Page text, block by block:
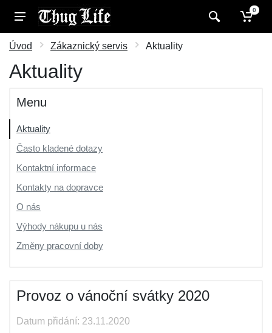
0
Úvod Zákaznický servis Aktuality
Aktuality
Menu
Aktuality
Často kladené dotazy
Kontaktní informace
Kontakty na dopravce
O nás
Výhody nákupu u nás
Změny pracovní doby
Provoz o vánoční svátky 2020
Datum přidání: 23.11.2020